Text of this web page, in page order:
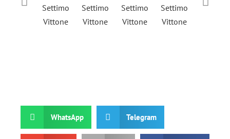
WhatsApp Telegram